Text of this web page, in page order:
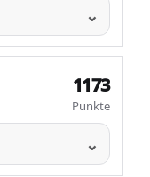
1173
Punkte